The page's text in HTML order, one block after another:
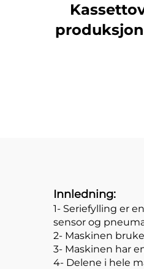
Innledning:
1- Seriefylling er
sensor og
2- Maskinen
3- Maskinen har
4- Delene i hele